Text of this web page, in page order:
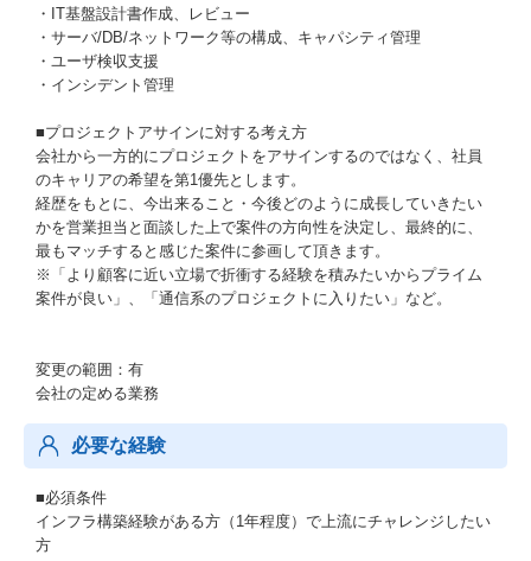
・IT基盤設計書作成、レビュー
・サーバ/DB/ネットワーク等の構成、キャパシティ管理
・ユーザ検収支援
・インシデント管理
■プロジェクトアサインに対する考え方
会社から一方的にプロジェクトをアサインするのではなく、社員
のキャリアの希望を第1優先とします。
経歴をもとに、今出来ること・今後どのように成長していきたい
かを営業担当と面談した上で案件の方向性を決定し、最終的に、
最もマッチすると感じた案件に参画して頂きます。
※「より顧客に近い立場で折衝する経験を積みたいからプライム
案件が良い」、「通信系のプロジェクトに入りたい」など。
変更の範囲：有
会社の定める業務
必要な経験
■必須条件
インフラ構築経験がある方（1年程度）で上流にチャレンジしたい
方